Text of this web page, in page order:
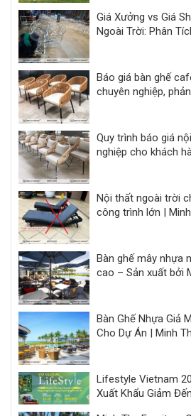
Giá Xưởng vs Giá
Ngoài Trời: Phân
Báo giá bàn ghế
chuyên nghiệp,
Quy trình báo giá
nghiệp cho khách
Nội thất ngoài trời
công trình lớn |
Bàn ghế mây nhựa
cao – Sản xuất bởi
Bàn Ghế Nhựa Giả
Cho Dự Án | Minh
Lifestyle Vietnam
Xuất Khẩu Giảm